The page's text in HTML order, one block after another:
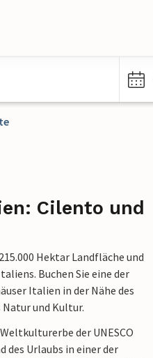
Cilento und
Hektar Landfläche und
Buchen Sie eine der
Italien in der Nähe des
Natur und Kultur.
der UNESCO
des Urlaubs in einer der